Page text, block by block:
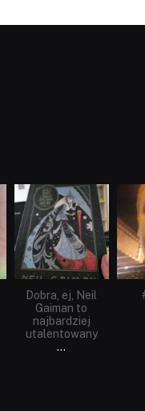
dobryhorror
Cze 16
Dobra, ej, Neil
Gaiman to
najbardziej
utalentowany
...